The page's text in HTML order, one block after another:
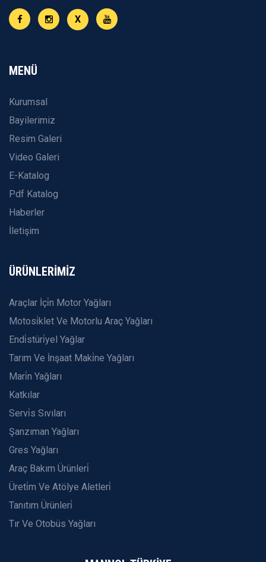
X
MENÜ
Kurumsal
Bayilerimiz
Resim Galeri
Video Galeri
E-Katalog
Pdf Katalog
Haberler
İletişim
ÜRÜNLERİMİZ
Araçlar İçi̇n Motor Yağları
Motosi̇klet Ve Motorlu Araç Yağları
Endi̇stüri̇yel Yağlar
Tarım Ve İnşaat Maki̇ne Yağları
Mari̇n Yağları
Katkılar
Servi̇s Sıvıları
Şanzıman Yağları
Gres Yağları
Araç Bakım Ürünleri̇
Üreti̇m Ve Atölye Aletleri̇
Tanıtım Ürünleri̇
Tır Ve Otobüs Yağları